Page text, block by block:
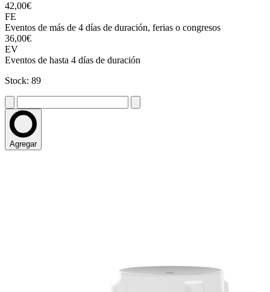
42,00€
FE
Eventos de más de 4 días de duración, ferias o congresos
36,00€
EV
Eventos de hasta 4 días de duración
Stock: 89
Agregar